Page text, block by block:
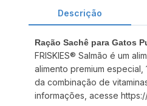
Descrição
Ração Sachê para Gatos
FRISKIES® Salmão é um
alimento premium
da combinação de
informações, acesse